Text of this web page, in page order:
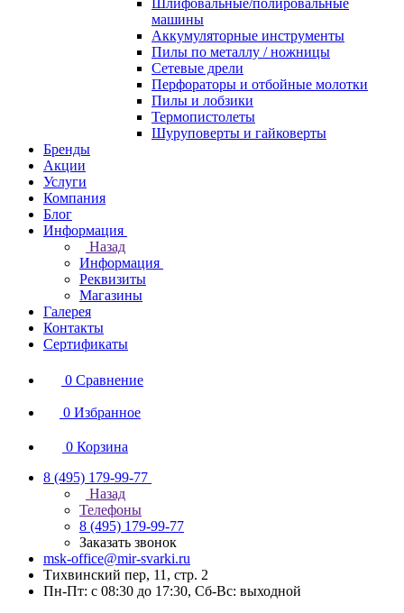
Шлифовальные/полировальные
машины
Аккумуляторные инструменты
Пилы по металлу / ножницы
Сетевые дрели
Перфораторы и отбойные молотки
Пилы и лобзики
Термопистолеты
Шуруповерты и гайковерты
Бренды
Акции
Услуги
Компания
Блог
Информация
Назад
Информация
Реквизиты
Магазины
Галерея
Контакты
Сертификаты
0 Сравнение
0 Избранное
0 Корзина
8 (495) 179-99-77
Назад
Телефоны
8 (495) 179-99-77
Заказать звонок
msk-office@mir-svarki.ru
Тихвинский пер, 11, стр. 2
Пн-Пт: с 08:30 до 17:30, Сб-Вс: выходной